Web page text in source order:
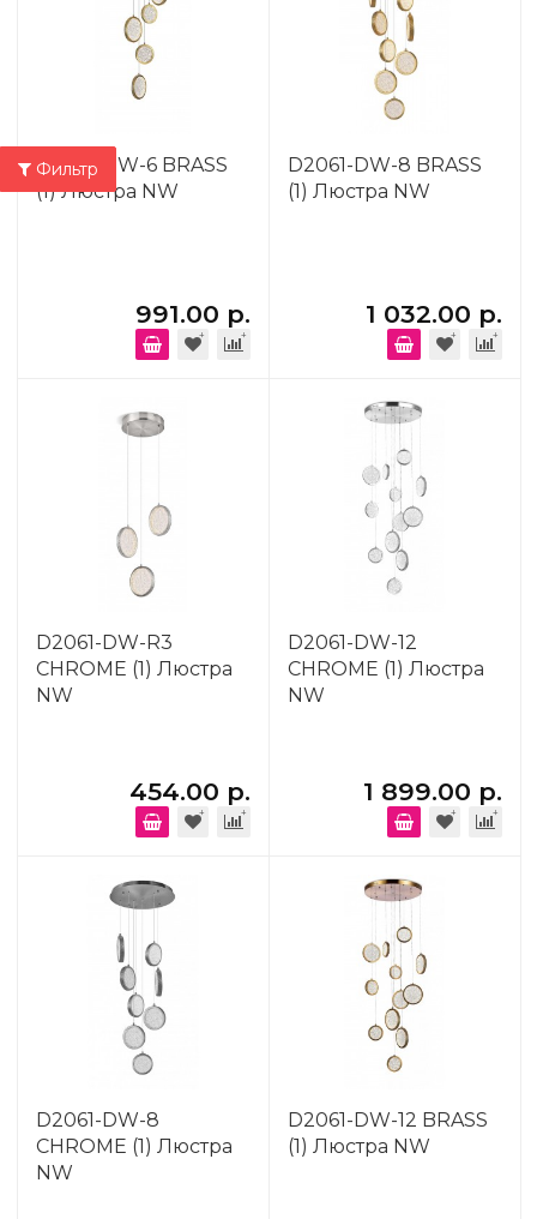
D2061-DW-6 BRASS
(1) Люстра NW
991.00 р.
D2061-DW-8 BRASS
(1) Люстра NW
1 032.00 р.
D2061-DW-R3
CHROME (1) Люстра
NW
454.00 р.
D2061-DW-12
CHROME (1) Люстра
NW
1 899.00 р.
D2061-DW-8
CHROME (1) Люстра
NW
D2061-DW-12 BRASS
(1) Люстра NW
Фильтр